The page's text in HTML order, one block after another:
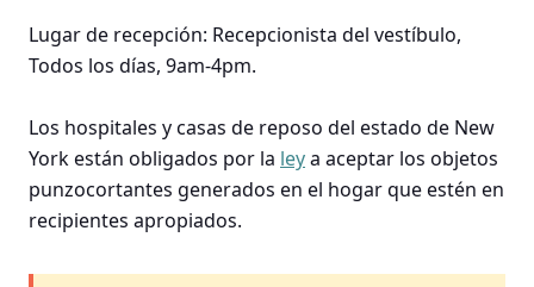
Lugar de recepción: Recepcionista del vestíbulo,
Todos los días, 9am-4pm.
Los hospitales y casas de reposo del estado de New
York están obligados por la leya aceptar los objetos
punzocortantes generados en el hogar que estén en
recipientes apropiados.